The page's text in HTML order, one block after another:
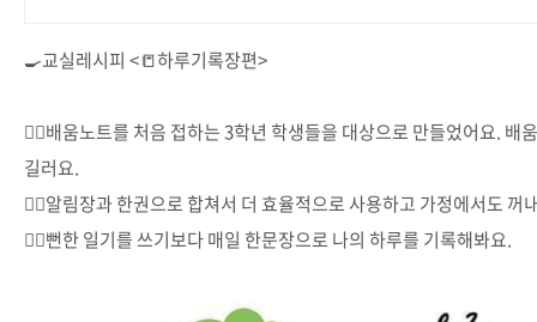
🍳교실레시피 <📒하루기록장편>
👉🏻배움노트를 처음 접하는 3학년 학생들을 대상으로 만들었어요. 배
길러요.
👉🏻알림장과 한권으로 합쳐서 더 효율적으로 사용하고 가정에서도 꺼
👉🏻뻔한 일기를 쓰기보다 매일 한문장으로 나의 하루를 기록해봐요.